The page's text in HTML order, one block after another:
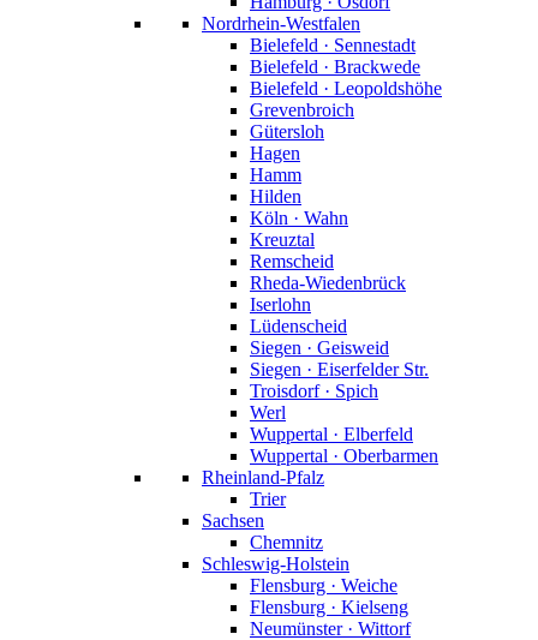
Nordrhein-Westfalen
Bielefeld · Sennestadt
Bielefeld · Brackwede
Bielefeld · Leopoldshöhe
Grevenbroich
Gütersloh
Hagen
Hamm
Hilden
Köln · Wahn
Kreuztal
Remscheid
Rheda-Wiedenbrück
Iserlohn
Lüdenscheid
Siegen · Geisweid
Siegen · Eiserfelder Str.
Troisdorf · Spich
Werl
Wuppertal · Elberfeld
Wuppertal · Oberbarmen
Rheinland-Pfalz
Trier
Sachsen
Chemnitz
Schleswig-Holstein
Flensburg · Weiche
Flensburg · Kielseng
Neumünster · Wittorf